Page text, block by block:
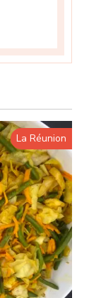
La Réunion